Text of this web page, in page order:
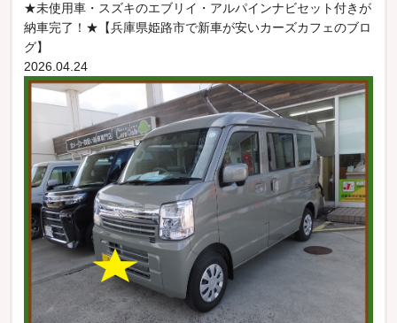
★未使用車・スズキのエブリイ・アルパインナビセット付きが
納車完了！★【兵庫県姫路市で新車が安いカーズカフェのブロ
グ】
2026.04.24